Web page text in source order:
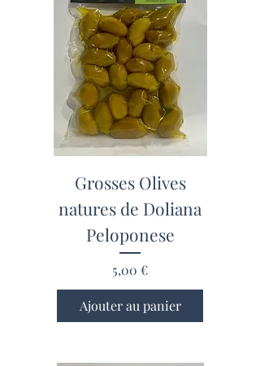
Grosses Olives
natures de Doliana
Peloponese
Prix
5,00 €
Ajouter au panier